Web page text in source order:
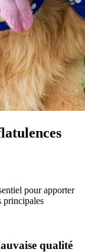
pour apporter
principales
qualité